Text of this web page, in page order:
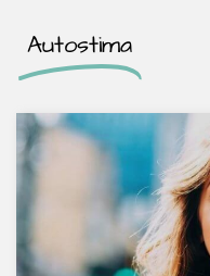
Autostima